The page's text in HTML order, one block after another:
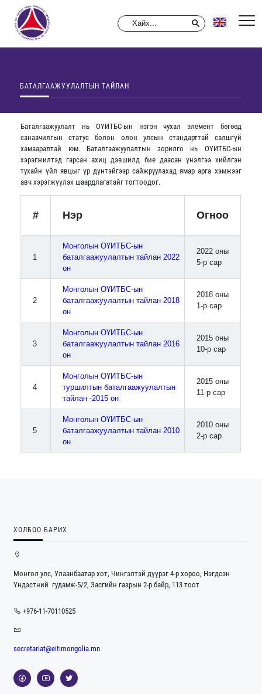
БАТАЛГААЖУУЛАЛТЫН ТАЙЛАН
Баталгаажуулалт нь ОҮИТБС-ын нэгэн чухал элемент бөгөөд
санаачилгын статус болон олон улсын стандарттай салшгүй
хамааралтай юм. Баталгаажуулалтын зорилго нь ОҮИТБС-ын
хэрэгжилтэд гарсан ахиц дэвшилд бие даасан үнэлгээ хийлгэн
тухайн үйл явцыг үр дүнтэйгээр сайжруулахад ямар арга хэмжээг
авч хэрэгжүүлэх шаардлагатайг тогтоодог.
# Нэр Огноо
1
Монголын ОҮИТБС-ын
баталгаажуулалтын тайлан 2022
он
2022 оны
5-р сар
2
Монголын ОҮИТБС-ын
баталгаажуулалтын тайлан 2018
он
2018 оны
1-р сар
3
Монголын ОҮИТБС-ын
баталгаажуулалтын тайлан 2016
он
2015 оны
10-р сар
4
Монголын ОҮИТБС-ын
туршилтын баталгаажуулалтын
тайлан -2015 он
2015 оны
11-р сар
5
Монголын ОҮИТБС-ын
баталгаажуулалтын тайлан 2010
он
2010 оны
2-р сар
ХОЛБОО БАРИХ
Монгол улс, Улаанбаатар хот, Чингэлтэй дүүрэг 4-р хороо, Нэгдсэн
Үндэстний гудамж-5/2, Засгийн газрын 2-р байр, 113 тоот
+976-11-70110525
secretariat@eitimongolia.mn